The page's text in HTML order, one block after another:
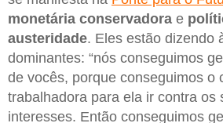
monetária conservadora e
austeridade. Eles estão dizendo
dominantes: “nós conseguimos
de vocês, porque conseguimos o
trabalhadora para ela ir contra os
interesses. Então conseguimos